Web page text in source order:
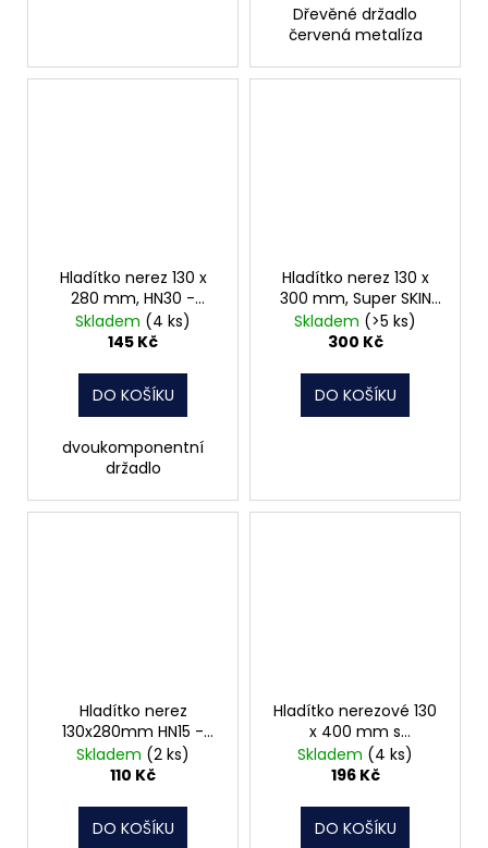
Dřevěné držadlo
červená metalíza
Hladítko nerez 130 x
280 mm, HN30 -
hladké SKIN TOUCH
062024
Skladem (4 ks)
145 Kč
DO KOŠÍKU
dvoukomponentní
držadlo
Hladítko nerez 130 x
300 mm, Super SKIN
TOUCH 062425
Skladem (>5 ks)
300 Kč
DO KOŠÍKU
Hladítko nerez
130x280mm HN15 -
hladké 062015
Skladem (2 ks)
110 Kč
DO KOŠÍKU
Hladítko nerezové 130
x 400 mm s
celodřevěným
držadlem HN60
Skladem (4 ks)
196 Kč
DO KOŠÍKU